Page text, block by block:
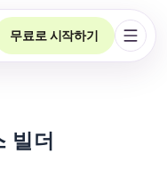
무료로 시작하기
탐색
빌더